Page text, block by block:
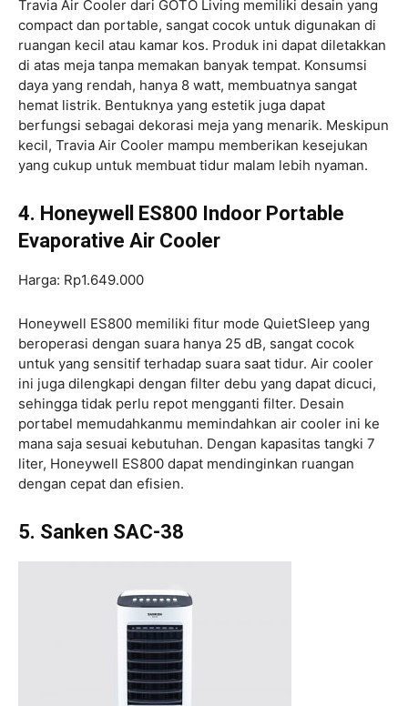
Travia Air Cooler dari GOTO Living memiliki desain yang
compact dan portable, sangat cocok untuk digunakan di
ruangan kecil atau kamar kos. Produk ini dapat diletakkan
di atas meja tanpa memakan banyak tempat. Konsumsi
daya yang rendah, hanya 8 watt, membuatnya sangat
hemat listrik. Bentuknya yang estetik juga dapat
berfungsi sebagai dekorasi meja yang menarik. Meskipun
kecil, Travia Air Cooler mampu memberikan kesejukan
yang cukup untuk membuat tidur malam lebih nyaman.
4. Honeywell ES800 Indoor Portable
Evaporative Air Cooler
Harga: Rp1.649.000
Honeywell ES800 memiliki fitur mode QuietSleep yang
beroperasi dengan suara hanya 25 dB, sangat cocok
untuk yang sensitif terhadap suara saat tidur. Air cooler
ini juga dilengkapi dengan filter debu yang dapat dicuci,
sehingga tidak perlu repot mengganti filter. Desain
portabel memudahkanmu memindahkan air cooler ini ke
mana saja sesuai kebutuhan. Dengan kapasitas tangki 7
liter, Honeywell ES800 dapat mendinginkan ruangan
dengan cepat dan efisien.
5. Sanken SAC-38